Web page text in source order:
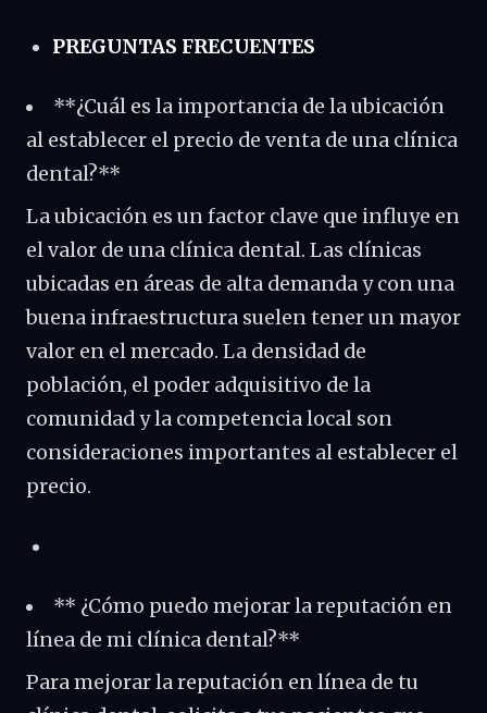
PREGUNTAS FRECUENTES
**¿Cuál es la importancia de la ubicación
al establecer el precio de venta de una clínica
dental?**
La ubicación es un factor clave que influye en
el valor de una clínica dental. Las clínicas
ubicadas en áreas de alta demanda y con una
buena infraestructura suelen tener un mayor
valor en el mercado. La densidad de
población, el poder adquisitivo de la
comunidad y la competencia local son
consideraciones importantes al establecer el
precio.
** ¿Cómo puedo mejorar la reputación en
línea de mi clínica dental?**
Para mejorar la reputación en línea de tu